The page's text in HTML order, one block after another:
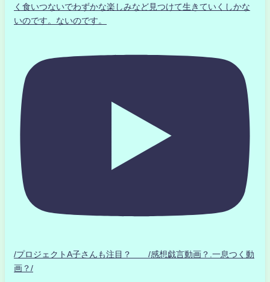
く食いつないでわずかな楽しみなど見つけて生きていくしかな
いのです。ないのです。
/プロジェクトA子さんも注目？ /感想戯言動画？.一息つく動
画？/